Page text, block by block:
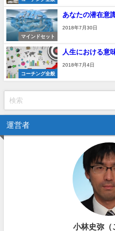
マインドセット
あなたの潜在意
2018年7月30日
コーチング全般
人生における意
2018年7月4日
運営者
小林史弥（